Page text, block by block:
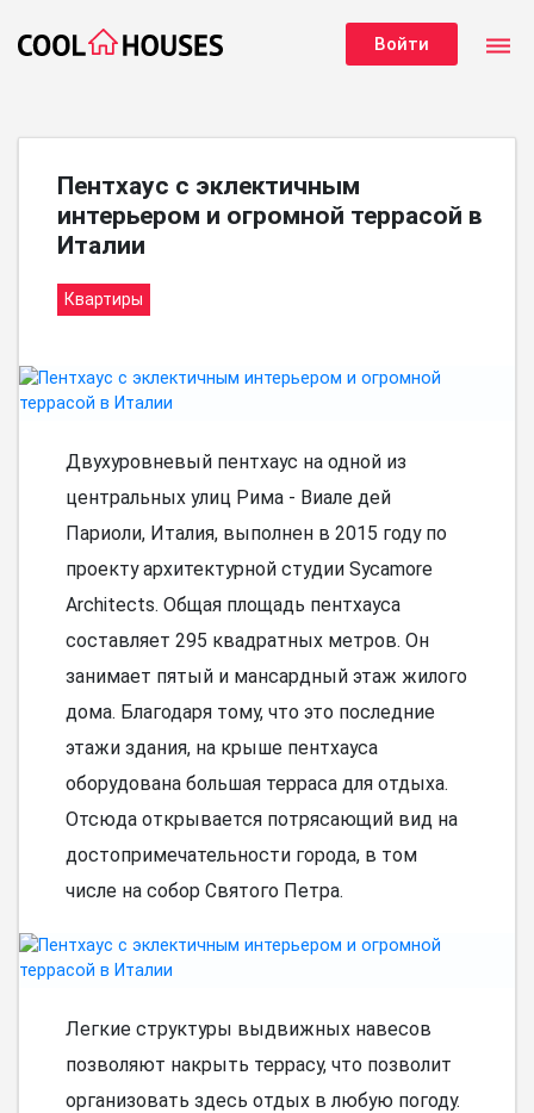
Войти dehaze
Пентхаус с эклектичным
интерьером и огромной террасой в
Италии
Квартиры
Двухуровневый пентхаус на одной из
центральных улиц Рима - Виале дей
Париоли, Италия, выполнен в 2015 году по
проекту архитектурной студии Sycamore
Architects. Общая площадь пентхауса
составляет 295 квадратных метров. Он
занимает пятый и мансардный этаж жилого
дома. Благодаря тому, что это последние
этажи здания, на крыше пентхауса
оборудована большая терраса для отдыха.
Отсюда открывается потрясающий вид на
достопримечательности города, в том
числе на собор Святого Петра.
Легкие структуры выдвижных навесов
позволяют накрыть террасу, что позволит
организовать здесь отдых в любую погоду.